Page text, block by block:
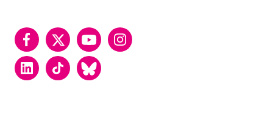
FacebookTwitter YouTubeInstagram
LinkedInTikTok Bluesky